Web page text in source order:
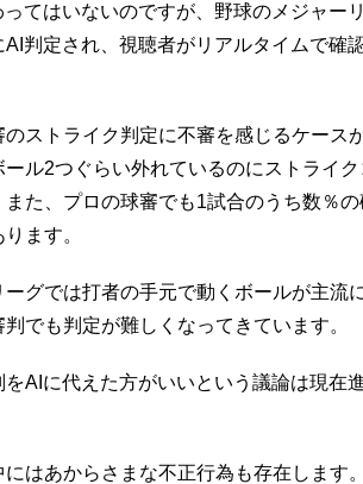
てはいないのですが、野球のメジャー
判定され、視聴者がリアルタイムで確
ストライク判定に不審を感じるケース
ル2つぐらい外れているのにストライ
た、プロの球審でも1試合のうち数％
ます。
グでは打者の手元で動くボールが主流
でも判定が難しくなってきています。
AIに代えた方がいいという議論は現在
はあからさまな不正行為も存在します